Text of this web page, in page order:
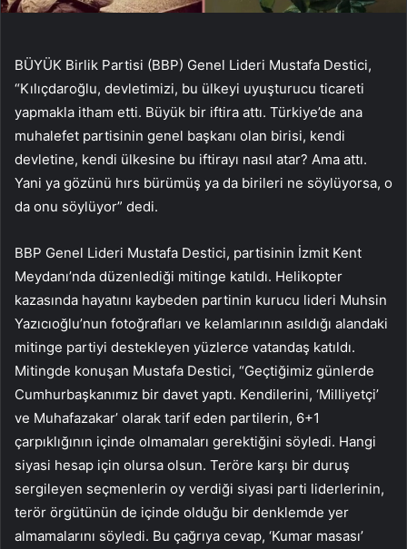
BÜYÜK Birlik Partisi (BBP) Genel Lideri Mustafa Destici,
“Kılıçdaroğlu, devletimizi, bu ülkeyi uyuşturucu ticareti
yapmakla itham etti. Büyük bir iftira attı. Türkiye’de ana
muhalefet partisinin genel başkanı olan birisi, kendi
devletine, kendi ülkesine bu iftirayı nasıl atar? Ama attı.
Yani ya gözünü hırs bürümüş ya da birileri ne söylüyorsa, o
da onu söylüyor” dedi.
BBP Genel Lideri Mustafa Destici, partisinin İzmit Kent
Meydanı’nda düzenlediği mitinge katıldı. Helikopter
kazasında hayatını kaybeden partinin kurucu lideri Muhsin
Yazıcıoğlu’nun fotoğrafları ve kelamlarının asıldığı alandaki
mitinge partiyi destekleyen yüzlerce vatandaş katıldı.
Mitingde konuşan Mustafa Destici, “Geçtiğimiz günlerde
Cumhurbaşkanımız bir davet yaptı. Kendilerini, ‘Milliyetçi’
ve Muhafazakar’ olarak tarif eden partilerin, 6+1
çarpıklığının içinde olmamaları gerektiğini söyledi. Hangi
siyasi hesap için olursa olsun. Teröre karşı bir duruş
sergileyen seçmenlerin oy verdiği siyasi parti liderlerinin,
terör örgütünün de içinde olduğu bir denklemde yer
almamalarını söyledi. Bu çağrıya cevap, ‘Kumar masası’